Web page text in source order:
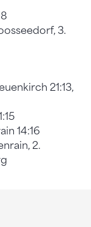
3.
21:13,
14:16
2.